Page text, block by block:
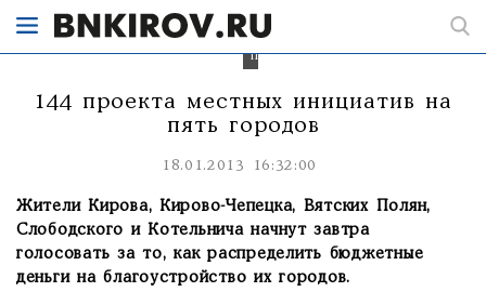
144
предложенных
144 проекта местных инициатив на
пять городов
18.01.2013 16:32:00
Жители Кирова, Кирово-Чепецка, Вятских Полян,
Слободского и Котельнича начнут завтра
голосовать за то, как распределить бюджетные
деньги на благоустройство их городов.